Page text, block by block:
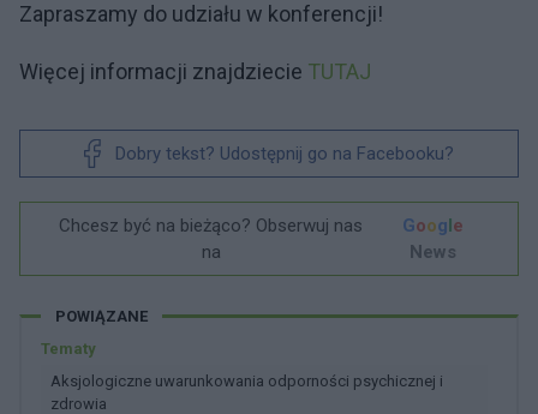
Zapraszamy do udziału w konferencji!
Więcej informacji znajdziecie TUTAJ
Dobry tekst? Udostępnij go na Facebooku?
Chcesz być na bieżąco? Obserwuj nas
na
Google
News
POWIĄZANE
Tematy
Aksjologiczne uwarunkowania odporności psychicznej i
zdrowia